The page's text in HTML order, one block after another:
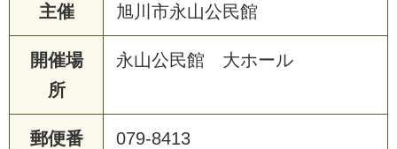
主催 旭川市永山公民館
開催場
所
永山公民館 大ホール
郵便番
079-8413